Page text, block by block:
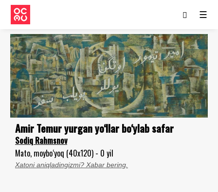
☰
Amir Temur yurgan yo‘llar bo‘ylab safar
Sodiq Rahmsnov
Mato, moybo‘yoq (40x120) - 0 yil
Xatoni aniqladingizmi? Xabar bering.